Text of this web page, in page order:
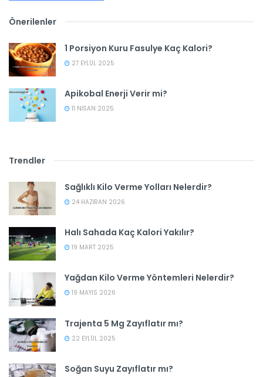
Önerilenler
1 Porsiyon Kuru Fasulye Kaç Kalori?
27 EYLÜL 2025
Apikobal Enerji Verir mi?
11 NISAN 2025
Trendler
Sağlıklı Kilo Verme Yolları Nelerdir?
24 HAZIRAN 2026
Halı Sahada Kaç Kalori Yakılır?
19 MART 2025
Yağdan Kilo Verme Yöntemleri Nelerdir?
19 MAYIS 2026
Trajenta 5 Mg Zayıflatır mı?
22 EYLÜL 2025
Soğan Suyu Zayıflatır mı?